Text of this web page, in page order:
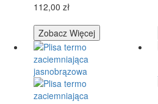
112,00 zł
Zobacz Więcej